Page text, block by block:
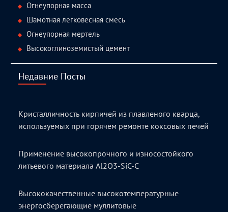
Огнеупорная масса
Шамотная легковесная смесь
Огнеупорная мертель
Высокоглиноземистый цемент
Недавние Посты
Кристалличность кирпичей из плавленого кварца,
используемых при горячем ремонте коксовых печей
Применение высокопрочного и износостойкого
литьевого материала Al2O3-SiC-C
Высококачественные высокотемпературные
энергосберегающие муллитовые